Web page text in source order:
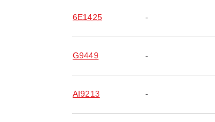
6E1425 -
G9449 -
AI9213 -